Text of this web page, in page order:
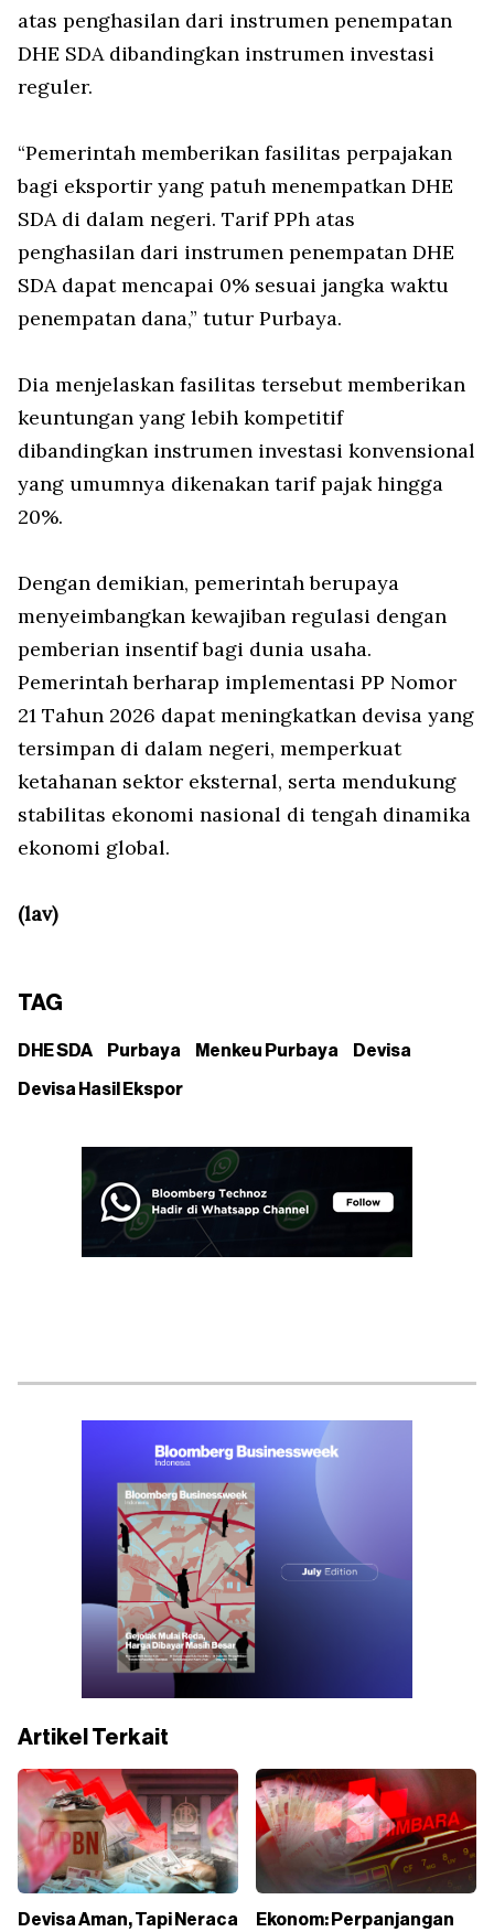
atas penghasilan dari instrumen penempatan
DHE SDA dibandingkan instrumen investasi
reguler.
“Pemerintah memberikan fasilitas perpajakan
bagi eksportir yang patuh menempatkan DHE
SDA di dalam negeri. Tarif PPh atas
penghasilan dari instrumen penempatan DHE
SDA dapat mencapai 0% sesuai jangka waktu
penempatan dana,” tutur Purbaya.
Dia menjelaskan fasilitas tersebut memberikan
keuntungan yang lebih kompetitif
dibandingkan instrumen investasi konvensional
yang umumnya dikenakan tarif pajak hingga
20%.
Dengan demikian, pemerintah berupaya
menyeimbangkan kewajiban regulasi dengan
pemberian insentif bagi dunia usaha.
Pemerintah berharap implementasi PP Nomor
21 Tahun 2026 dapat meningkatkan devisa yang
tersimpan di dalam negeri, memperkuat
ketahanan sektor eksternal, serta mendukung
stabilitas ekonomi nasional di tengah dinamika
ekonomi global.
(lav)
TAG
DHE SDA Purbaya Menkeu Purbaya Devisa
Devisa Hasil Ekspor
Artikel Terkait
Devisa Aman, Tapi Neraca
Ekonom: Perpanjangan